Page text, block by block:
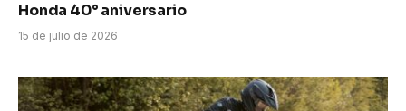
Honda 40° aniversario
15 de julio de 2026